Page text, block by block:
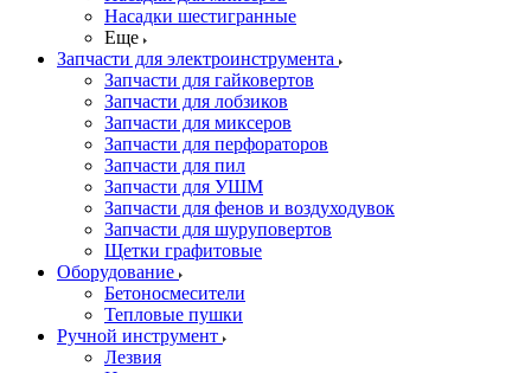
Насадки шестигранные
Еще
Запчасти для электроинструмента
Запчасти для гайковертов
Запчасти для лобзиков
Запчасти для миксеров
Запчасти для перфораторов
Запчасти для пил
Запчасти для УШМ
Запчасти для фенов и воздуходувок
Запчасти для шуруповертов
Щетки графитовые
Оборудование
Бетоносмесители
Тепловые пушки
Ручной инструмент
Лезвия